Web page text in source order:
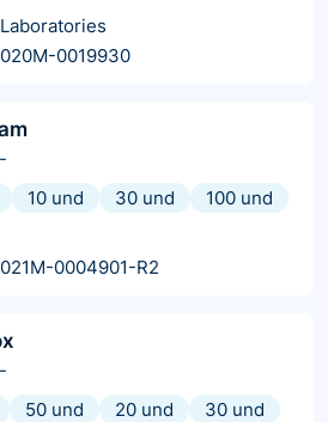
0019930
-
10 und 30 und
100 und
0004901-R2
-
50 und 20 und
30 und